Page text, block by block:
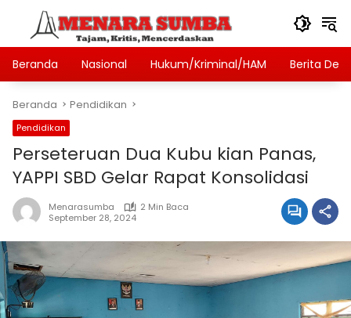
Langsung
konten
Beranda
Nasional Hukum/Kriminal/HAM Berita Desa
Beranda Pendidikan
Pendidikan
Perseteruan Dua Kubu kian Panas,
YAPPI SBD Gelar Rapat Konsolidasi
Menarasumba
2 Min Baca
September 28, 2024